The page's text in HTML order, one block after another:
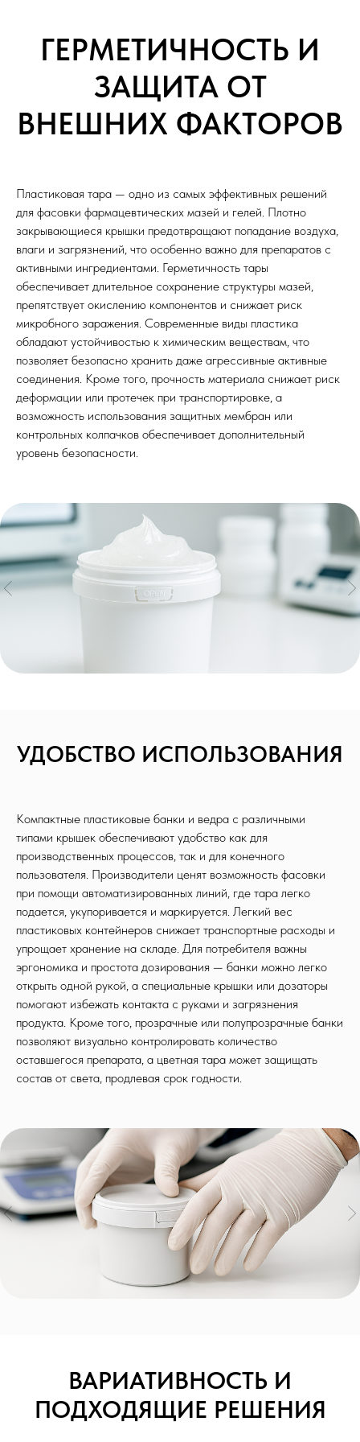
ГЕРМЕТИЧНОСТЬ И
ЗАЩИТА ОТ
ВНЕШНИХ ФАКТОРОВ
Пластиковая тара — одно из самых эффективных решений
для фасовки фармацевтических мазей и гелей. Плотно
закрывающиеся крышки предотвращают попадание воздуха,
влаги и загрязнений, что особенно важно для препаратов с
активными ингредиентами. Герметичность тары
обеспечивает длительное сохранение структуры мазей,
препятствует окислению компонентов и снижает риск
микробного заражения. Современные виды пластика
обладают устойчивостью к химическим веществам, что
позволяет безопасно хранить даже агрессивные активные
соединения. Кроме того, прочность материала снижает риск
деформации или протечек при транспортировке, а
возможность использования защитных мембран или
контрольных колпачков обеспечивает дополнительный
уровень безопасности.
УДОБСТВО ИСПОЛЬЗОВАНИЯ
Компактные пластиковые банки и ведра с различными
типами крышек обеспечивают удобство как для
производственных процессов, так и для конечного
пользователя. Производители ценят возможность фасовки
при помощи автоматизированных линий, где тара легко
подается, укупоривается и маркируется. Легкий вес
пластиковых контейнеров снижает транспортные расходы и
упрощает хранение на складе. Для потребителя важны
эргономика и простота дозирования — банки можно легко
открыть одной рукой, а специальные крышки или дозаторы
помогают избежать контакта с руками и загрязнения
продукта. Кроме того, прозрачные или полупрозрачные банки
позволяют визуально контролировать количество
оставшегося препарата, а цветная тара может защищать
состав от света, продлевая срок годности.
ВАРИАТИВНОСТЬ И
ПОДХОДЯЩИЕ РЕШЕНИЯ
Заказать
Обратный